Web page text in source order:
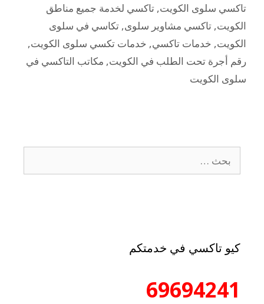
تاكسي سلوى الكويت, تاكسي لخدمة جميع مناطق
الكويت, تاكسي مشاوير سلوى, تكاسي في سلوى
الكويت, خدمات تاكسي, خدمات تكسي سلوى الكويت,
رقم أجرة تحت الطلب في الكويت, مكاتب التاكسي في
سلوى الكويت
كيو تاكسي في خدمتكم
69694241